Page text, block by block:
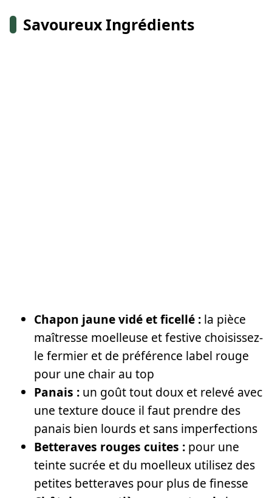
Savoureux Ingrédients
Chapon jaune vidé et ficellé : la pièce
maîtresse moelleuse et festive choisissez-
le fermier et de préférence label rouge
pour une chair au top
Panais : un goût tout doux et relevé avec
une texture douce il faut prendre des
panais bien lourds et sans imperfections
Betteraves rouges cuites : pour une
teinte sucrée et du moelleux utilisez des
petites betteraves pour plus de finesse